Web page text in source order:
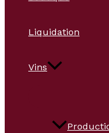
Liquidation
Vins